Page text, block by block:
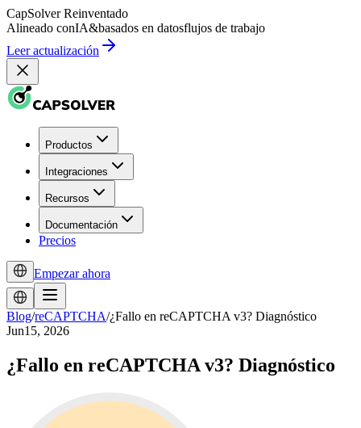
CapSolver Reinventado
Alineado conIA&basados en datosflujos de trabajo
Leer actualización
Productos
Integraciones
Recursos
Documentación
Precios
Empezar ahora
Blog/reCAPTCHA/¿Fallo en reCAPTCHA v3? Diagnóstico
Jun15, 2026
¿Fallo en reCAPTCHA v3? Diagnóstico